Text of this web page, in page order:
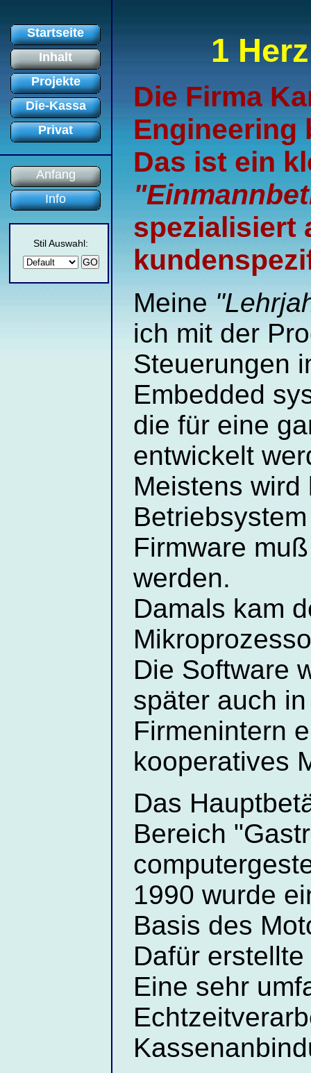
Startseite
Inhalt
Projekte
Die-Kassa
Privat
Anfang
Info
Stil Auswahl:
1
Die Firma
Engineering
Das ist ein
spezialisiert
Meine
ich mit der
Steuerungen
Embedded
die für eine
entwickelt
Meistens
Firmware
werden.
Damals kam
Die Software
später auch
Firmenintern
kooperatives
Das
Bereich
1990 wurde
Basis des
Dafür
Eine sehr